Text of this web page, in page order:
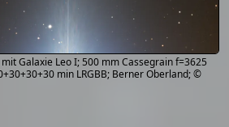
Galaxie Leo I; 500 mm Cassegrain f=3625
min LRGBB; Berner Oberland; ©